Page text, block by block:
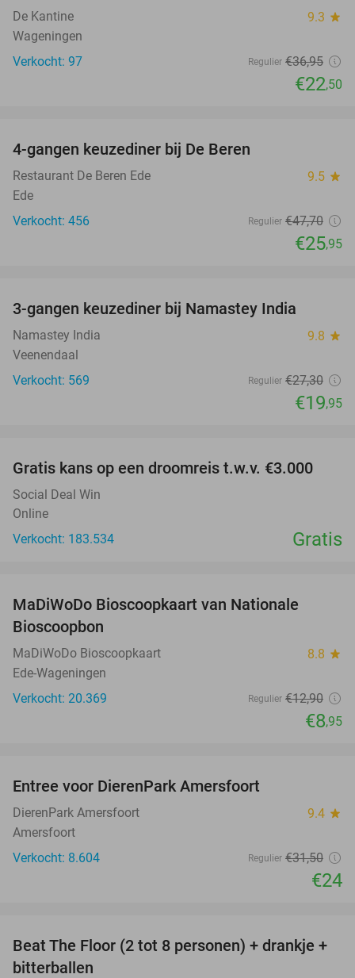
De Kantine 9.3 star
Wageningen
Verkocht: 97
Regulier €36,95
€22,50
4-gangen keuzediner bij De Beren
Restaurant De Beren Ede 9.5 star
Ede
Verkocht: 456
Regulier €47,70
€25,95
3-gangen keuzediner bij Namastey India
Namastey India 9.8 star
Veenendaal
Verkocht: 569
Regulier €27,30
€19,95
Gratis kans op een droomreis t.w.v. €3.000
Social Deal Win
Online
Verkocht: 183.534
Gratis
MaDiWoDo Bioscoopkaart van Nationale
Bioscoopbon
MaDiWoDo Bioscoopkaart 8.8 star
Ede-Wageningen
Verkocht: 20.369
Regulier €12,90
€8,95
Entree voor DierenPark Amersfoort
DierenPark Amersfoort 9.4 star
Amersfoort
Verkocht: 8.604
Regulier €31,50
€24
24%
Beat The Floor (2 tot 8 personen) + drankje +
bitterballen